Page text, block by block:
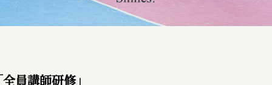
員講師研修」